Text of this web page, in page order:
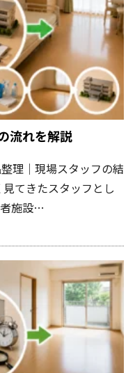
流れを解説
理｜現場スタッフの結
てきたスタッフとし
施設…